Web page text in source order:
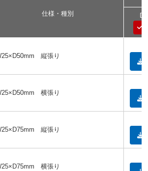
仕様・種別
縦張り
横張り
縦張り
横張り